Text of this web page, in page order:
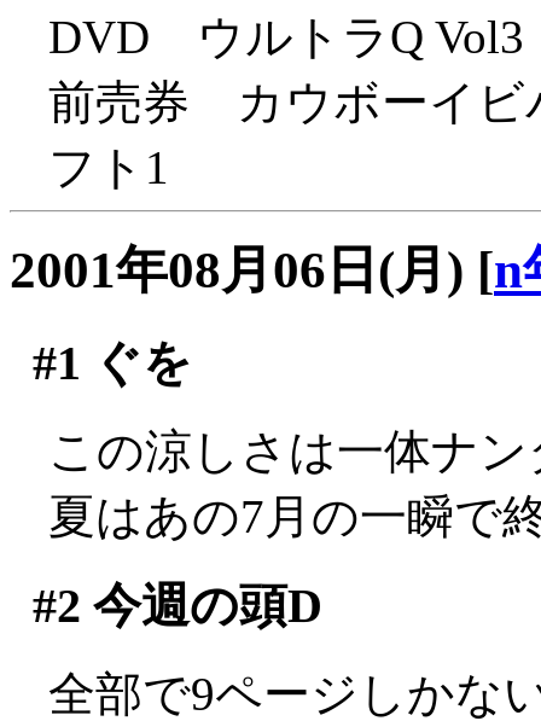
DVD ウルトラQ
前売券 カウボーイ
フト1
2001年08月06日(月) [n
#1 ぐを
この涼しさは一体ナン
夏はあの7月の一瞬で
#2 今週の頭D
全部で9ページしかな